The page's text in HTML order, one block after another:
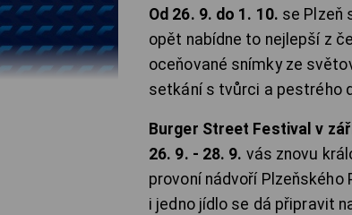
Od 26. 9. do 1. 10. se Plzeň
opět nabídne to nejlepší z
oceňované snímky ze
setkání s tvůrci a pestrého
Burger Street Festival v
26. 9. - 28. 9. vás znovu
provoní nádvoří Plzeňského
i jedno jídlo se dá připravit